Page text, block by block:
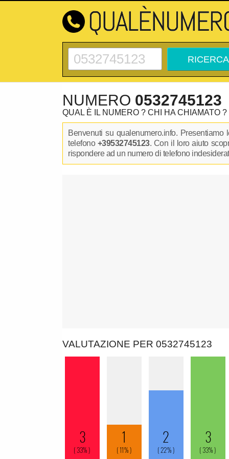
NUMERO 0532745123
QUAL È IL NUMERO ? CHI HA CHIAMATO ?
Benvenuti su qualenumero.info.
telefono +39532745123. Con il loro aiuto
rispondere ad un numero di telefono
VALUTAZIONE PER 0532745123